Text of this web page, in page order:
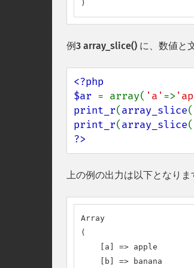
)
例3 array_slice() に、数値と
<?php
$ar = array( 'a' =>
print_r(array_slice(
print_r(array_slice(
?>
上の例の出力は以下となりま
Array
(
    [a] => apple
    [b] => banana